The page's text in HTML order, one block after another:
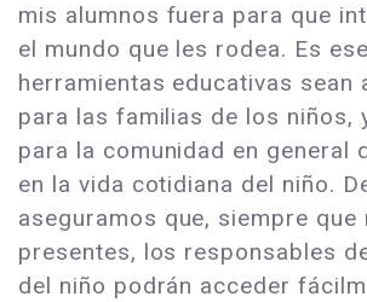
mis alumnos fuera para que
el mundo que les rodea. Es
herramientas educativas sean
para las familias de los niños,
para la comunidad en general
en la vida cotidiana del niño.
aseguramos que, siempre que
presentes, los responsables
del niño podrán acceder